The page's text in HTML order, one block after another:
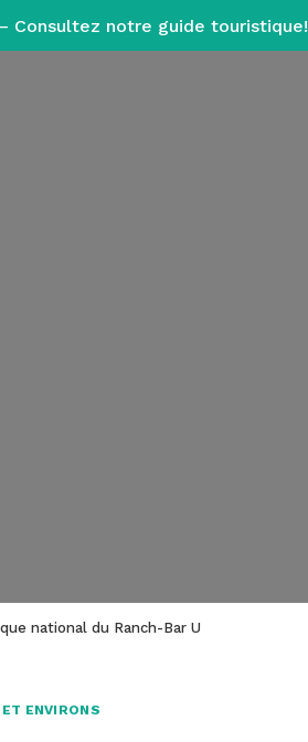
Consultez notre guide touristique!
national du Ranch-Bar U
ENVIRONS